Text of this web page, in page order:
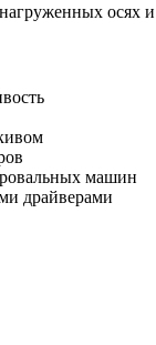
осях
машин
драйверами